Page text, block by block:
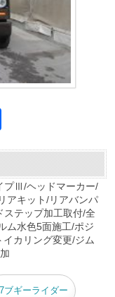
プⅢ/ヘッドマーカー/
アキット/リアバンパ
ステップ加工取付/全
ム水色5面施工/ポジ
カリング変更/ジム
ブギーライダー